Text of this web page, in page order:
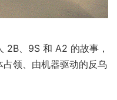
2B、9S 和 A2 的故事，
领、由机器驱动的反乌